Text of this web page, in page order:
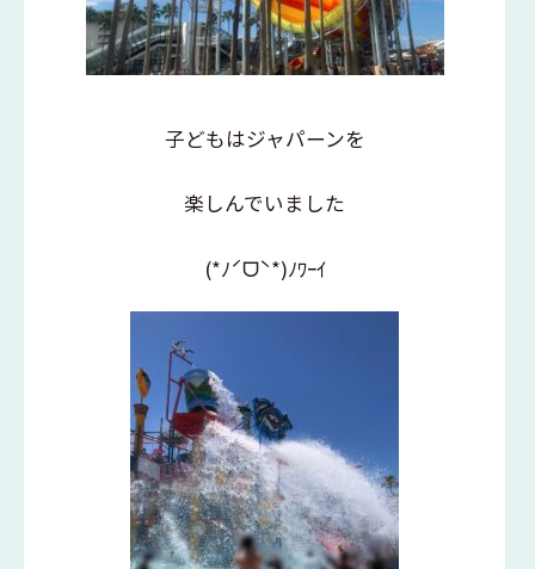
子どもはジャパーンを
楽しんでいました
(*ﾉˊᗜˋ*)ﾉﾜｰｲ